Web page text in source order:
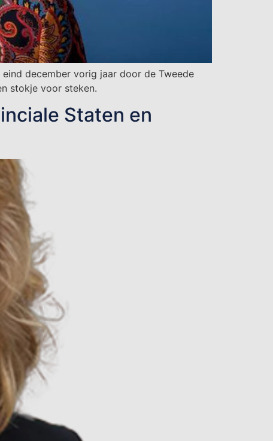
december vorig jaar door de Tweede
stokje voor steken.
Staten en